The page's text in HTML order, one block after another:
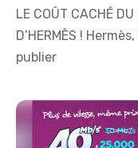
LE COÛT CACHÉ
D’HERMÈS !
publier